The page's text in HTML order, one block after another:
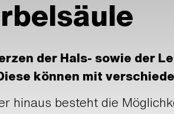
der Hals- sowie der
können mit
hinaus besteht die